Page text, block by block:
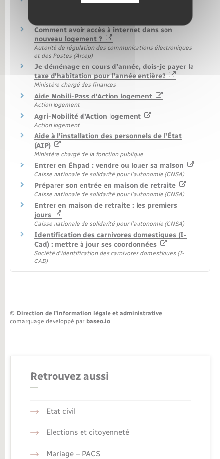
Comment avoir accès à internet dans son
nouveau logement ?
Autorité de régulation des communications électroniques
et des Postes (Arcep)
Je déménage en cours d'année, dois-je payer la
taxe d'habitation pour l'année entière?
Ministère chargé des finances
Aide Mobili-Pass d'Action logement
Action logement
Agri-Mobilité d'Action logement
Action logement
Aide à l'installation des personnels de l'État
(AIP)
Ministère chargé de la fonction publique
Entrer en Éhpad : vendre ou louer sa maison
Caisse nationale de solidarité pour l'autonomie (CNSA)
Préparer son entrée en maison de retraite
Caisse nationale de solidarité pour l'autonomie (CNSA)
Entrer en maison de retraite : les premiers
jours
Caisse nationale de solidarité pour l'autonomie (CNSA)
Identification des carnivores domestiques (I-
Cad) : mettre à jour ses coordonnées
Société d'identification des carnivores domestiques (I-
CAD)
© Direction de l’information légale et administrative
comarquage developpé par baseo.io
Retrouvez aussi
Etat civil
Elections et citoyenneté
Mariage – PACS